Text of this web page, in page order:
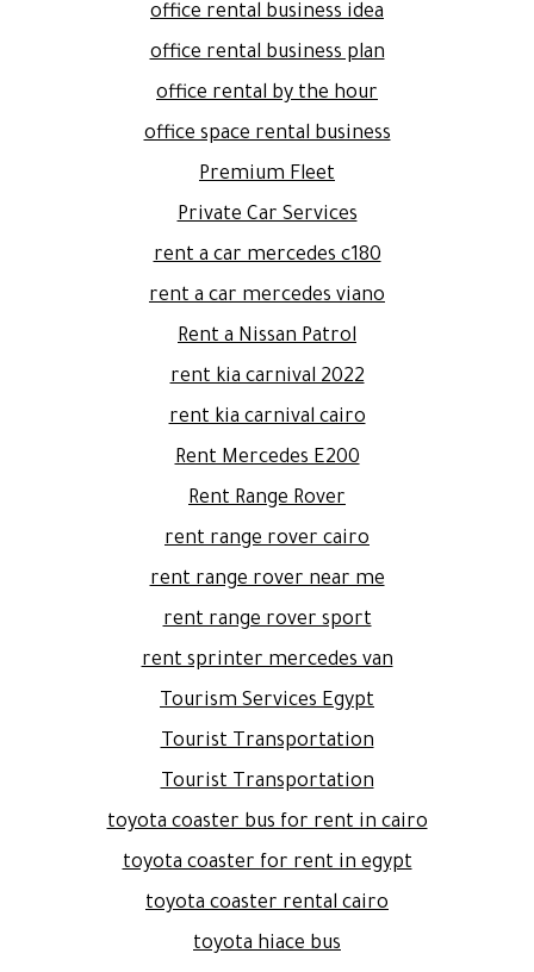
office rental business idea
office rental business plan
office rental by the hour
office space rental business
Premium Fleet
Private Car Services
rent a car mercedes c180
rent a car mercedes viano
Rent a Nissan Patrol
rent kia carnival 2022
rent kia carnival cairo
Rent Mercedes E200
Rent Range Rover
rent range rover cairo
rent range rover near me
rent range rover sport
rent sprinter mercedes van
Tourism Services Egypt
Tourist Transportation
Tourist Transportation
toyota coaster bus for rent in cairo
toyota coaster for rent in egypt
toyota coaster rental cairo
toyota hiace bus